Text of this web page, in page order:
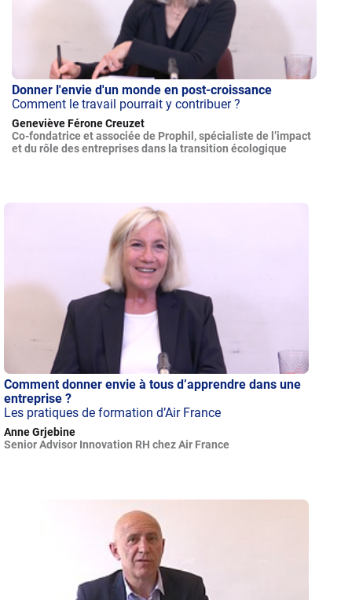
Donner l'envie d'un monde en post-croissance
Comment le travail pourrait y contribuer ?
Geneviève Férone Creuzet
Co-fondatrice et associée de Prophil, spécialiste de l’impact
et du rôle des entreprises dans la transition écologique
Comment donner envie à tous d’apprendre dans une
entreprise ?
Les pratiques de formation d’Air France
Anne Grjebine
Senior Advisor Innovation RH chez Air France